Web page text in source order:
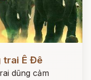
trai Ê Đê
dũng cảm